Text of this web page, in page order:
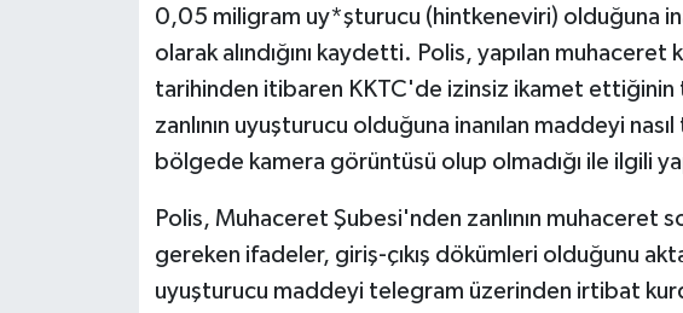
0,05 miligram uy*şturucu (hintkeneviri) olduğuna
olarak alındığını kaydetti. Polis, yapılan
tarihinden itibaren KKTC'de izinsiz ikamet ettiğinin
zanlının uyuşturucu olduğuna inanılan maddeyi
bölgede kamera görüntüsü olup olmadığı ile ilgili
Polis, Muhaceret Şubesi'nden zanlının muhaceret
gereken ifadeler, giriş-çıkış dökümleri olduğunu
uyuşturucu maddeyi telegram üzerinden irtibat